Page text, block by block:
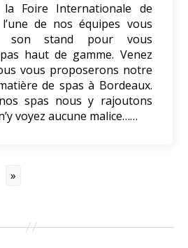
la Foire Internationale de
de nos équipes vous
son stand pour vous
haut de gamme. Venez
vous proposerons notre
de spas à Bordeaux.
spas nous y rajoutons
voyez aucune malice……
»